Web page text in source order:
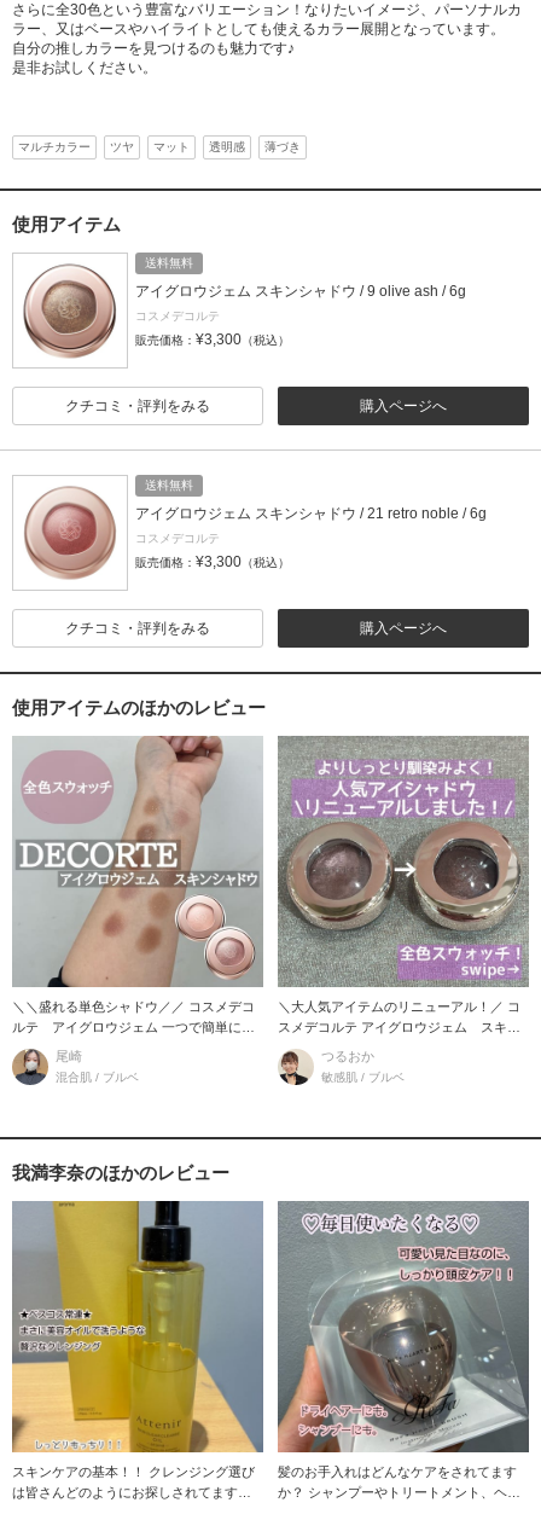
さらに全30色という豊富なバリエーション！なりたいイメージ、パーソナルカ
ラー、又はベースやハイライトとしても使えるカラー展開となっています。
自分の推しカラーを見つけるのも魅力です♪
是非お試しください。
マルチカラー ツヤ マット 透明感 薄づき
使用アイテム
送料無料
アイグロウジェム スキンシャドウ / 9 olive ash / 6g
コスメデコルテ
販売価格： ¥3,300 （税込）
購入ページへ
クチコミ・評判をみる
送料無料
アイグロウジェム スキンシャドウ / 21 retro noble / 6g
コスメデコルテ
販売価格： ¥3,300 （税込）
購入ページへ
クチコミ・評判をみる
使用アイテムのほかのレビュー
＼＼盛れる単色シャドウ／／ コスメデコ
ルテ アイグロウジェム 一つで簡単にグ
ラデーション
尾崎
混合肌 / ブルベ
＼大人気アイテムのリニューアル！／ コ
スメデコルテ アイグロウジェム スキン
シャド
つるおか
敏感肌 / ブルベ
我満李奈のほかのレビュー
スキンケアの基本！！ クレンジング選び
は皆さんどのようにお探しされてます
髪のお手入れはどんなケアをされてます
か？ シャンプーやトリートメント、ヘア